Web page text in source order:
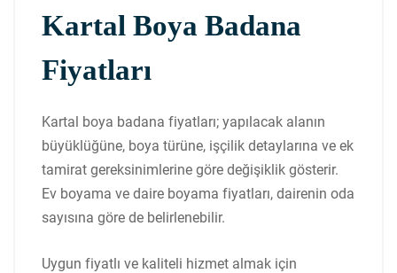
Kartal Boya Badana
Fiyatları
Kartal boya badana fiyatları; yapılacak alanın
büyüklüğüne, boya türüne, işçilik detaylarına ve ek
tamirat gereksinimlerine göre değişiklik gösterir.
Ev boyama ve daire boyama fiyatları, dairenin oda
sayısına göre de belirlenebilir.
Uygun fiyatlı ve kaliteli hizmet almak için